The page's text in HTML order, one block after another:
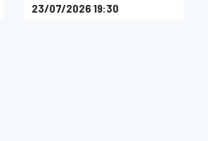
23/07/2026 19:30